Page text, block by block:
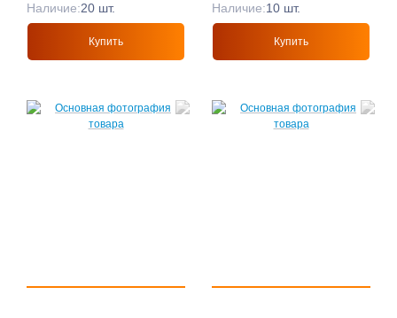
Наличие:20 шт.
Купить
Наличие:10 шт.
Купить